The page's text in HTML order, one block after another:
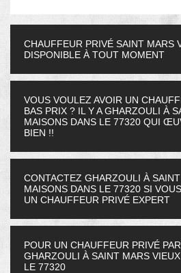
CHAUFFEUR PRIVÉ SAINT MARS
DISPONIBLE À TOUT MOMENT
VOUS VOULEZ AVOIR UN
BAS PRIX ? IL Y A GHARZOULI À
MAISONS DANS LE 77320 QUI
BIEN !!
CONTACTEZ GHARZOULI À
MAISONS DANS LE 77320 SI
UN CHAUFFEUR PRIVÉ EXPERT
POUR UN CHAUFFEUR PRIVÉ
GHARZOULI À SAINT MARS
LE 77320